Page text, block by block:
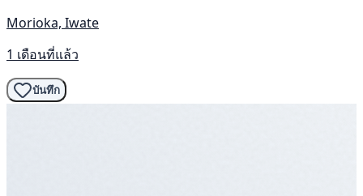
Morioka, Iwate
1 เดือนที่แล้ว
บันทึก